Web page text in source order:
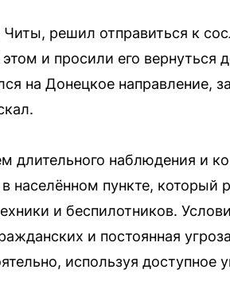
решил отправиться к
и просили его вернуться
на Донецкое направление,
длительного наблюдения и
пункте, который
и беспилотников.
и постоянная
используя доступное